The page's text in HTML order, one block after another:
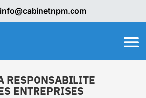
info@cabinetnpm.com
RESPONSABILITE
ENTREPRISES